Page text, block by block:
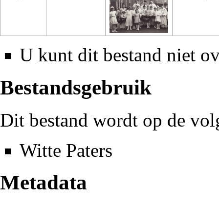
U kunt dit bestand niet
Bestandsgebruik
Dit bestand wordt op de
Witte Paters
Metadata